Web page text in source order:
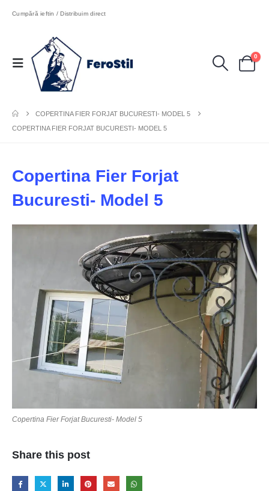
Cumpără ieftin / Distribuim direct
0
COPERTINA FIER FORJAT BUCURESTI- MODEL 5
COPERTINA FIER FORJAT BUCURESTI- MODEL 5
Copertina Fier Forjat
Bucuresti- Model 5
Copertina Fier Forjat Bucuresti- Model 5
Share this post